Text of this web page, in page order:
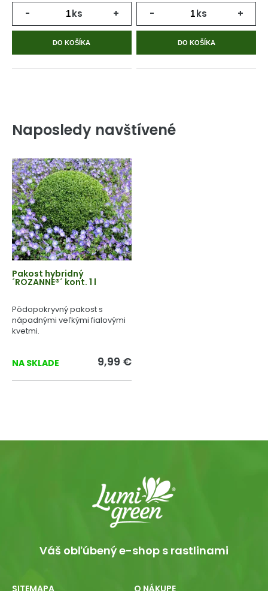
- ks +
DO KOŠÍKA
- ks +
DO KOŠÍKA
Naposledy navštívené
Pakost hybridný
´ROZANNE®´ kont. 1 l
Pôdopokryvný pakost s
nápadnými veľkými fialovými
kvetmi.
NA SKLADE 9,99 €
Váš obľúbený e-shop s rastlinami